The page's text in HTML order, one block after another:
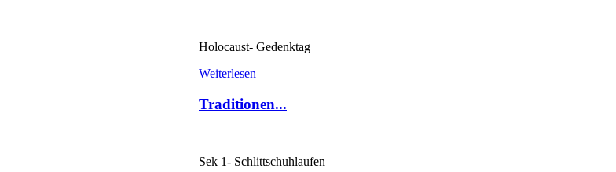
Holocaust- Gedenktag
Weiterlesen
Traditionen...
Sek 1- Schlittschuhlaufen